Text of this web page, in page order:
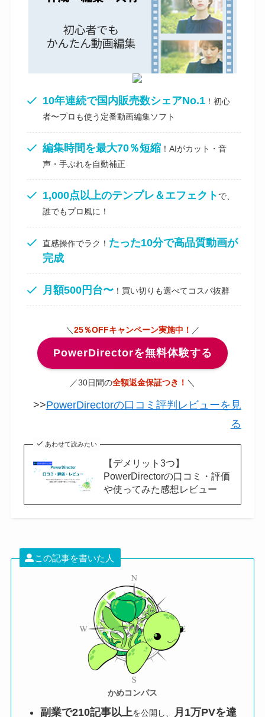
10年連続で国内販売数シェアNo.1！初心
者〜プロも使う定番動画編集ソフト
編集時間を最大70％短縮！AIがカット・音
声・手ぶれを自動補正
1,000点以上のテンプレ＆エフェクト で、
誰でもプロ風に！
直感操作でラク！ たった10分で高品質動画が
完成
月額500円台〜！買い切りも選べてコスパ抜群
＼ 25％OFFキャンペーン実施中！ ／
PowerDirectorを無料体験する
／30日間の全額返金保証つき！ ＼
>>PowerDirectorの口コミ評判レビューを見
る
あわせて読みたい
【デメリット3つ】
PowerDirectorの口コミ・評価
や使ってみた感想レビュー
この記事を書いた人
かめコンパス
副業で210記事以上を公開し、 月1万PVを達